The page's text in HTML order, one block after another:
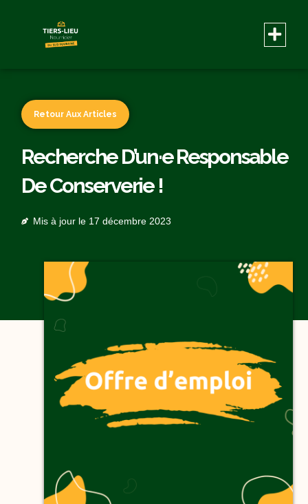
Retour Aux Articles
Recherche D’un·e Responsable
De Conserverie !
Mis à jour le 17 décembre 2023